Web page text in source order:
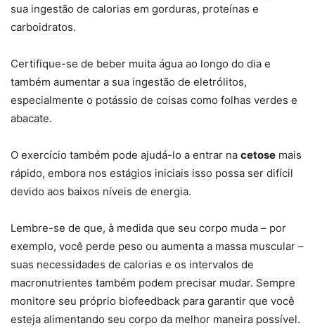
sua ingestão de calorias em gorduras, proteínas e
carboidratos.
Certifique-se de beber muita água ao longo do dia e
também aumentar a sua ingestão de eletrólitos,
especialmente o potássio de coisas como folhas verdes e
abacate.
O exercício também pode ajudá-lo a entrar na cetose mais
rápido, embora nos estágios iniciais isso possa ser difícil
devido aos baixos níveis de energia.
Lembre-se de que, à medida que seu corpo muda – por
exemplo, você perde peso ou aumenta a massa muscular –
suas necessidades de calorias e os intervalos de
macronutrientes também podem precisar mudar. Sempre
monitore seu próprio biofeedback para garantir que você
esteja alimentando seu corpo da melhor maneira possível.